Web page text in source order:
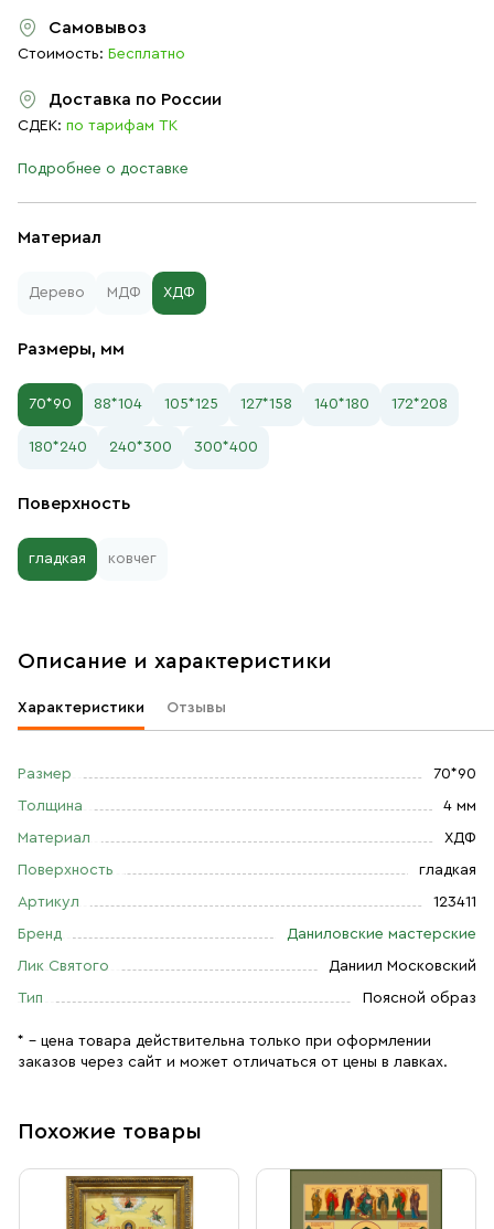
Материал
Дерево МДФ ХДФ
Размеры, мм
70*90 88*104 105*125 127*158 140*180 172*208
180*240 240*300 300*400
Поверхность
гладкая ковчег
Самовывоз
Стоимость: Бесплатно
Доставка по России
СДЕК: по тарифам ТК
Подробнее о доставке
Описание и характеристики
Характеристики Отзывы
Размер 70*90
Толщина 4 мм
Материал ХДФ
Поверхность гладкая
Артикул 123411
Бренд Даниловские мастерские
Лик Святого Даниил Московский
Тип Поясной образ
* – цена товара действительна только при оформлении
заказов через сайт и может отличаться от цены в лавках.
Похожие товары